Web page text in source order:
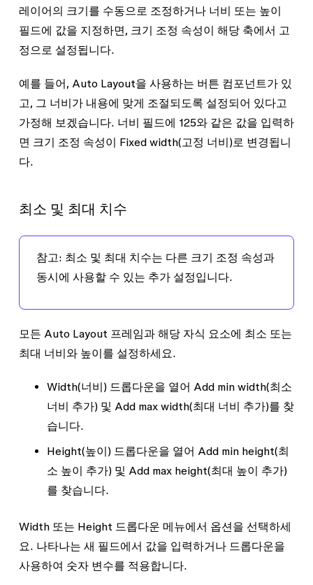
레이어의 크기를 수동으로 조정하거나 너비 또는 높이
필드에 값을 지정하면, 크기 조정 속성이 해당 축에서 고
정으로 설정됩니다.
예를 들어, Auto Layout을 사용하는 버튼 컴포넌트가 있
고, 그 너비가 내용에 맞게 조절되도록 설정되어 있다고
가정해 보겠습니다. 너비 필드에 125와 같은 값을 입력하
면 크기 조정 속성이 Fixed width(고정 너비)로 변경됩니
다.
최소 및 최대 치수
참고: 최소 및 최대 치수는 다른 크기 조정 속성과
동시에 사용할 수 있는 추가 설정입니다.
모든 Auto Layout 프레임과 해당 자식 요소에 최소 또는
최대 너비와 높이를 설정하세요.
Width(너비) 드롭다운을 열어 Add min width(최소
너비 추가) 및 Add max width(최대 너비 추가)를 찾
습니다.
Height(높이) 드롭다운을 열어 Add min height(최
소 높이 추가) 및 Add max height(최대 높이 추가)
를 찾습니다.
Width 또는 Height 드롭다운 메뉴에서 옵션을 선택하세
요. 나타나는 새 필드에서 값을 입력하거나 드롭다운을
사용하여 숫자 변수를 적용합니다.